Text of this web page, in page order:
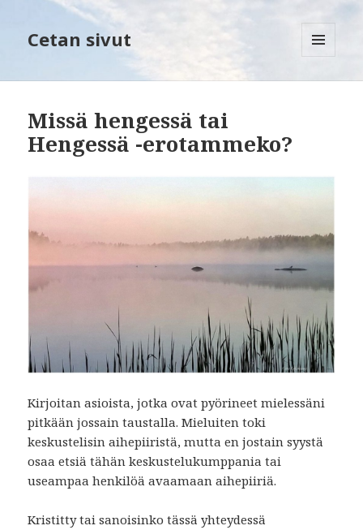
Cetan sivut
JA
Missä hengessä tai
Hengessä -erotammeko?
Kirjoitan asioista, jotka ovat pyörineet mielessäni
pitkään jossain taustalla. Mieluiten toki
keskustelisin aihepiiristä, mutta en jostain syystä
osaa etsiä tähän keskustelukumppania tai
useampaa henkilöä avaamaan aihepiiriä.
Kristitty tai sanoisinko tässä yhteydessä